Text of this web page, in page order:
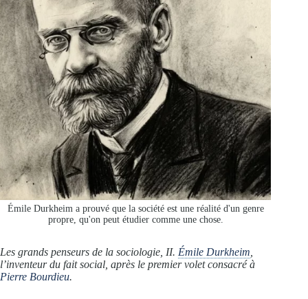
Émile Durkheim a prouvé que la société est une réalité d'un genre
propre, qu'on peut étudier comme une chose.
Les grands penseurs de la sociologie, II. Émile Durkheim
l’inventeur du fait social, après le premier volet consacré à
Pierre Bourdieu.